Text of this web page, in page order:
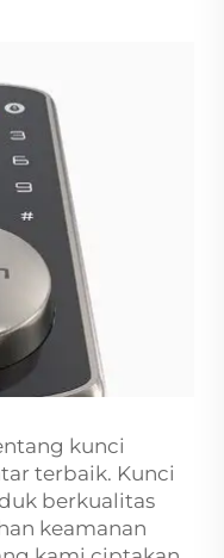
kunci
terbaik. Kunci
berkualitas
keamanan